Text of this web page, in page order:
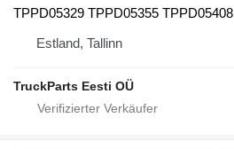
TPPD05329 TPPD05355 TPPD05408
Estland, Tallinn
TruckParts Eesti OÜ